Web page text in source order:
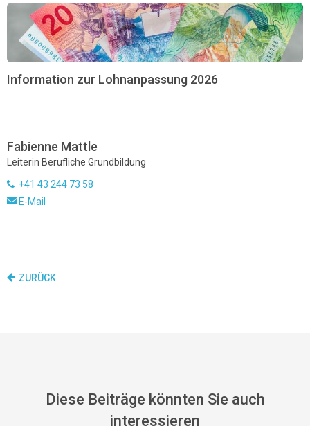
Information zur Lohnanpassung 2026
Fabienne Mattle
Leiterin Berufliche Grundbildung
+41 43 244 73 58
E-Mail
ZURÜCK
Diese Beiträge könnten Sie auch
interessieren